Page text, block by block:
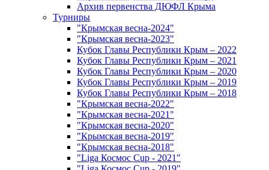
Архив первенства ДЮФЛ Крыма
Турниры
"Крымская весна-2024"
"Крымская весна-2023"
Кубок Главы Республики Крым – 2022
Кубок Главы Республики Крым – 2021
Кубок Главы Республики Крым – 2020
Кубок Главы Республики Крым – 2019
Кубок Главы Республики Крым – 2018
"Крымская весна-2022"
"Крымская весна-2021"
"Крымская весна-2020"
"Крымская весна-2019"
"Крымская весна-2018"
"Liga Космос Cup - 2021"